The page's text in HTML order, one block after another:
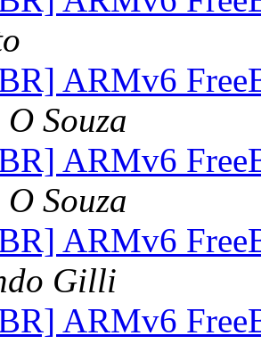
ARMv6
Souza
ARMv6
Souza
ARMv6
Gilli
ARMv6